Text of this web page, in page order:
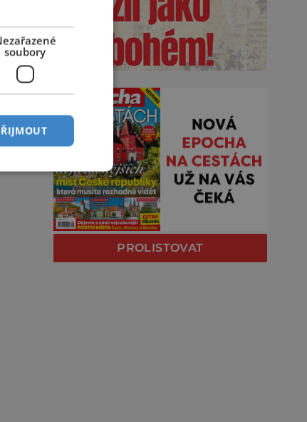
PROLISTOVAT
soubory